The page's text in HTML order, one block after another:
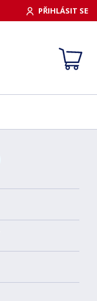
PŘIHLÁSIT SE